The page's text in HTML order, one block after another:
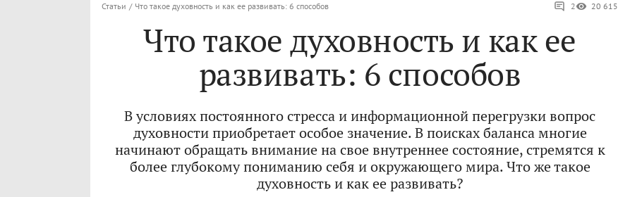
Статьи / Что такое духовность и как ее развивать: 6 способов 2 20 615
Что такое духовность и как ее
развивать: 6 способов
В условиях постоянного стресса и информационной перегрузки вопрос
духовности приобретает особое значение. В поисках баланса многие
начинают обращать внимание на свое внутреннее состояние, стремятся к
более глубокому пониманию себя и окружающего мира. Что же такое
духовность и как ее развивать?